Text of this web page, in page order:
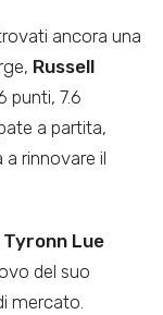
ancora una
Russell
punti, 7.6
a partita,
rinnovare il
Tyronn Lue
del suo
mercato.